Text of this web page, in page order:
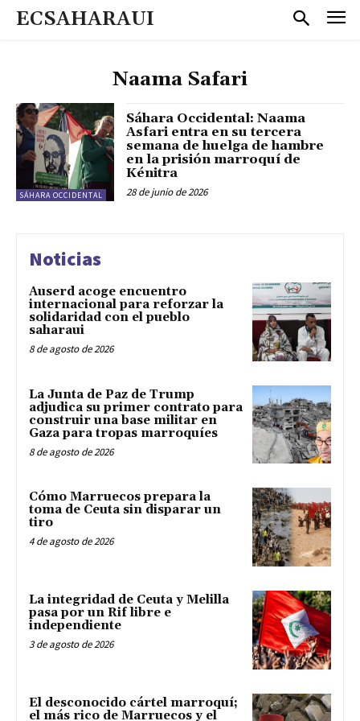
ECSAHARAUI
Naama Safari
SÁHARA OCCIDENTAL
Sáhara Occidental: Naama
Asfari entra en su tercera
semana de huelga de hambre
en la prisión marroquí de
Kénitra
28 de junio de 2026
Noticias
Auserd acoge encuentro
internacional para reforzar la
solidaridad con el pueblo
saharaui
8 de agosto de 2026
La Junta de Paz de Trump
adjudica su primer contrato para
construir una base militar en
Gaza para tropas marroquíes
8 de agosto de 2026
Cómo Marruecos prepara la
toma de Ceuta sin disparar un
tiro
4 de agosto de 2026
La integridad de Ceuta y Melilla
pasa por un Rif libre e
independiente
3 de agosto de 2026
El desconocido cártel marroquí;
el más rico de Marruecos y el